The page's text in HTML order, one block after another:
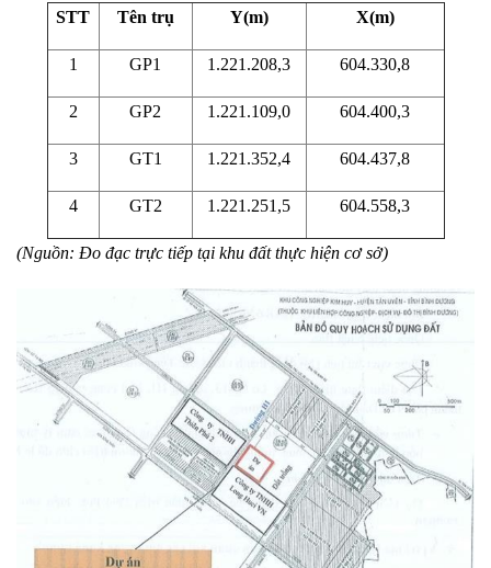
STT Tên trụ Y(m) X(m)
1 GP1 1.221.208,3 604.330,8
2 GP2 1.221.109,0 604.400,3
3 GT1 1.221.352,4 604.437,8
4 GT2 1.221.251,5 604.558,3
(Nguồn: Đo đạc trực tiếp tại khu đất thực hiện cơ sở)